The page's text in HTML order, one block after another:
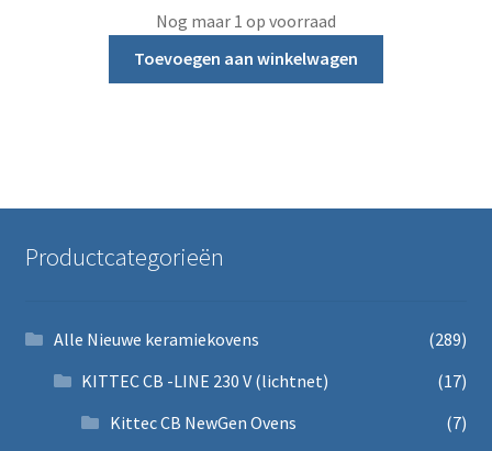
Nog maar 1 op voorraad
Toevoegen aan winkelwagen
Productcategorieën
Alle Nieuwe keramiekovens
(289)
KITTEC CB -LINE 230 V (lichtnet)
(17)
Kittec CB NewGen Ovens
(7)